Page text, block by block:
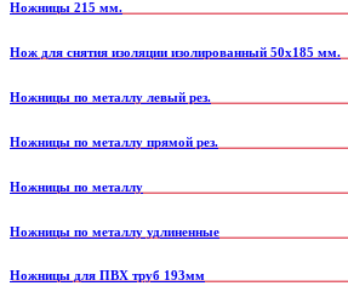
Ножницы 215 мм.
Нож для снятия изоляции изолированный 50x185 мм.
Ножницы по металлу левый рез.
Ножницы по металлу прямой рез.
Ножницы по металлу
Ножницы по металлу удлиненные
Ножницы для ПВХ труб 193мм